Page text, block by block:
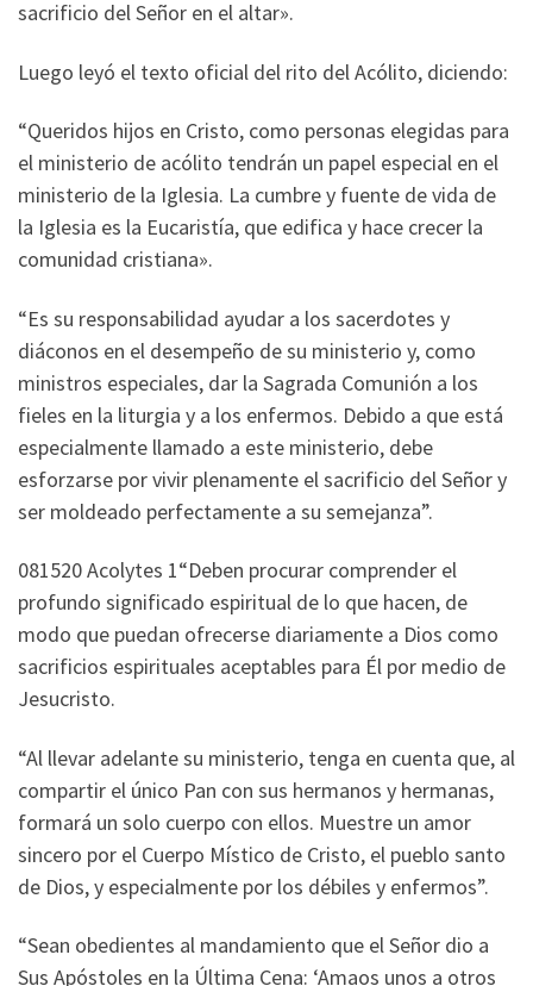
sacrificio del Señor en el altar».
Luego leyó el texto oficial del rito del Acólito, diciendo:
“Queridos hijos en Cristo, como personas elegidas para
el ministerio de acólito tendrán un papel especial en el
ministerio de la Iglesia. La cumbre y fuente de vida de
la Iglesia es la Eucaristía, que edifica y hace crecer la
comunidad cristiana».
“Es su responsabilidad ayudar a los sacerdotes y
diáconos en el desempeño de su ministerio y, como
ministros especiales, dar la Sagrada Comunión a los
fieles en la liturgia y a los enfermos. Debido a que está
especialmente llamado a este ministerio, debe
esforzarse por vivir plenamente el sacrificio del Señor y
ser moldeado perfectamente a su semejanza”.
081520 Acolytes 1“Deben procurar comprender el
profundo significado espiritual de lo que hacen, de
modo que puedan ofrecerse diariamente a Dios como
sacrificios espirituales aceptables para Él por medio de
Jesucristo.
“Al llevar adelante su ministerio, tenga en cuenta que, al
compartir el único Pan con sus hermanos y hermanas,
formará un solo cuerpo con ellos. Muestre un amor
sincero por el Cuerpo Místico de Cristo, el pueblo santo
de Dios, y especialmente por los débiles y enfermos”.
“Sean obedientes al mandamiento que el Señor dio a
Sus Apóstoles en la Última Cena: ‘Amaos unos a otros